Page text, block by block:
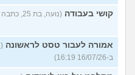
קושי בעבודה (נועה, בת 25, כתבה ב-16/07/26 16:28)
אמורה לעבור טסט לראשונה
ב-16/07/26 16:19)